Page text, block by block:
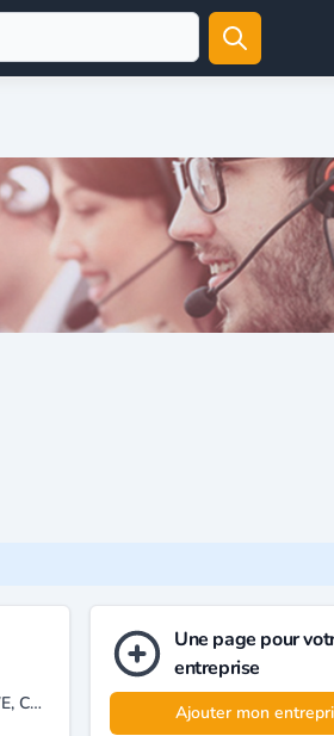
CLINIQUE MÉDICO-CHIRURGICALE, MÉDECINE GÉNÉRALE ET DIGESTIVE, CHIRURGIE, RADIOLOGIE ET ÉCHOGRAPHIE, CHIRURGIE THORACIQUE, CHIRURGIE INFANTILE, CHIRURGIE VASCULAIRE, NEUROCHIRURGIE, CHIRURGIE ESTHÉTIQUE ET ORL.
Une page pour
entreprise
Ajouter mon